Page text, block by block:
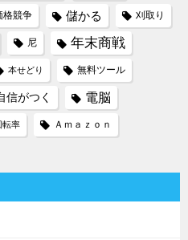
格競争 儲かる 刈取り
尼 年末商戦
本せどり 無料ツール
信がつく 電脳
転率 Ａｍａｚｏｎ